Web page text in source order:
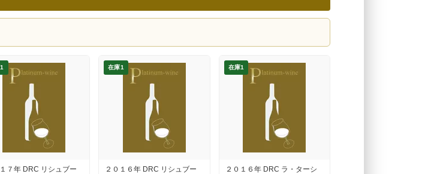
７年 DRC リシュブー
在庫1
２０１６年 DRC リシュブー
在庫1
２０１６年 DRC ラ・ターシ